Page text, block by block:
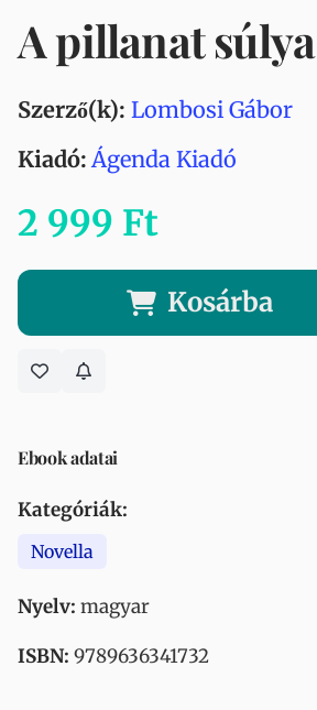
A pillanat súlya
Szerző(k): Lombosi Gábor
Kiadó: Ágenda Kiadó
2 999 Ft
Kosárba
Ebook adatai
Kategóriák:
Novella
Nyelv: magyar
ISBN: 9789636341732